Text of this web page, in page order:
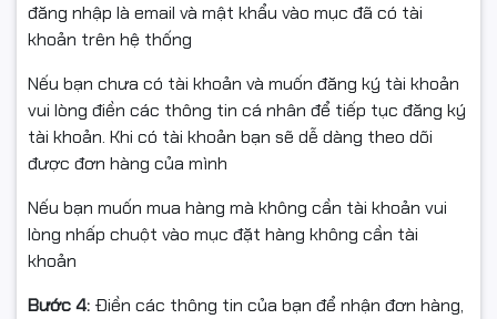
CPUAMD Ryzen 9 8940HX (16 nhân 32 luồng, boost đến
5.3GHz)cùng bộ nhớ đệm lớn giúp xử lý mượt mọi tác
16GB DDR5 5200MHz hỗ trợ nâng cấp tối đa 64GB, đáp
ứng nhu cầu lâu dài.
đăng nhập là email và mật khẩu vào mục đã có tài
khoản trên hệ thống
Nếu bạn chưa có tài khoản và muốn đăng ký tài khoản
vui lòng điền các thông tin cá nhân để tiếp tục đăng ký
tài khoản. Khi có tài khoản bạn sẽ dễ dàng theo dõi
được đơn hàng của mình
Nếu bạn muốn mua hàng mà không cần tài khoản vui
lòng nhấp chuột vào mục đặt hàng không cần tài
khoản
Bước 4: Điền các thông tin của bạn để nhận đơn hàng,